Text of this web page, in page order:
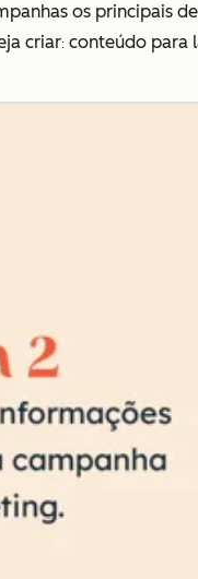
os principais
criar: conteúdo para